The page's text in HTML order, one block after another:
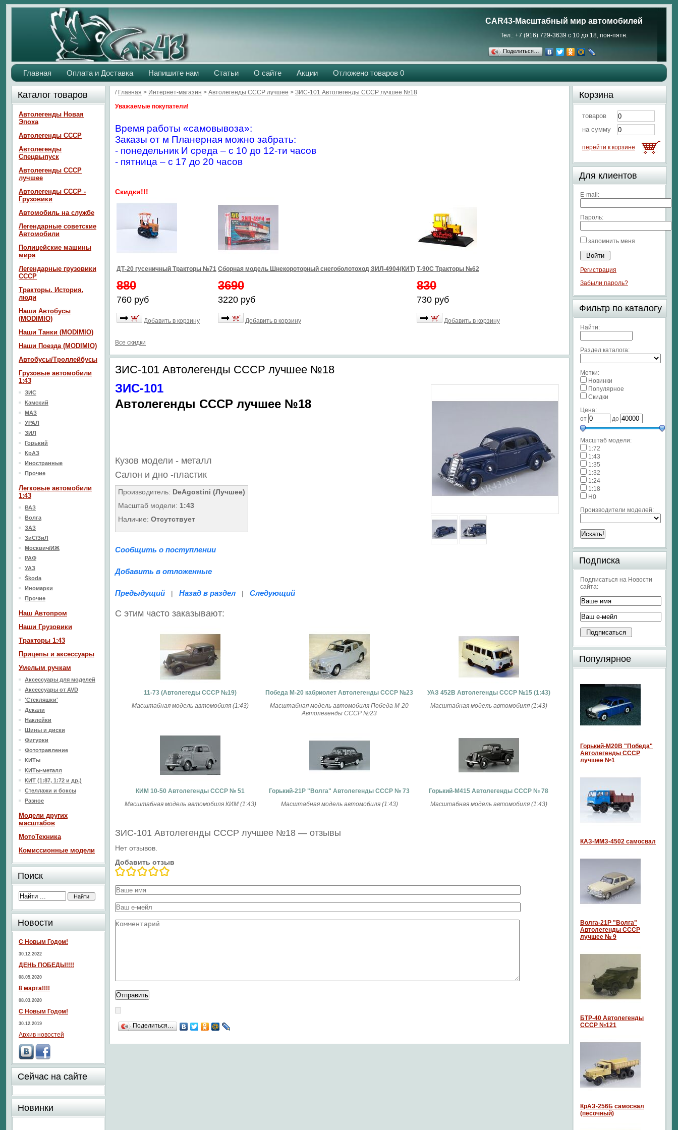
CAR43-Масштабный мир автомобилей
Тел.: +7 (916) 729-3639 с 10 до 18, пон-пятн.
Поделиться…
Главная Оплата и Доставка Напишите нам Статьи О сайте Акции Отложено товаров 0
/ Главная > Интернет-магазин > Автолегенды СССР лучшее > ЗИС-101 Автолегенды СССР лучшее №18
Уважаемые покупатели!
Время работы «самовывоза»:
Заказы от м Планерная можно забрать:
- понедельник И среда – с 10 до 12-ти часов
- пятница – с 17 до 20 часов
Скидки!!!
ДТ-20 гусеничный Тракторы №71
880
760 руб
Добавить в корзину
Сборная модель Шнекороторный снегоболотоход ЗИЛ-4904(КИТ)
3690
3220 руб
Добавить в корзину
Т-90С Тракторы №62
830
730 руб
Добавить в корзину
Все скидки
ЗИС-101 Автолегенды СССР лучшее №18
ЗИС-101
Автолегенды СССР лучшее №18
Кузов модели - металл
Салон и дно -пластик
Производитель: DeAgostini (Лучшее)
Масштаб модели: 1:43
Наличие: Отсутствует
Сообщить о поступлении
Добавить в отложенные
Предыдущий | Назад в раздел | Следующий
С этим часто заказывают:
11-73 (Aвтолегеды CCCP №19)
Масштабная модель автомобиля (1:43)
Победа М-20 кабриолет Автолегенды СССР №23
Масштабная модель автомобиля Победа М-20
Автолегенды СССР №23
УАЗ 452B Автолегенды СССР №15 (1:43)
Масштабная модель автомобиля (1:43)
КИМ 10-50 Автолегенды СССР № 51
Масштабная модель автомобиля КИМ (1:43)
Горький-21Р "Волга" Автолегенды СССР № 73
Масштабная модель автомобиля (1:43)
Горький-М415 Автолегенды СССР № 78
Масштабная модель автомобиля (1:43)
ЗИС-101 Автолегенды СССР лучшее №18 — отзывы
Нет отзывов.
Добавить отзыв
Поделиться…
Каталог товаров
Автолегенды Новая
Эпоха
Автолегенды СССР
Автолегенды
Спецвыпуск
Автолегенды СССР
лучшее
Автолегенды СССР -
Грузовики
Автомобиль на службе
Легендарные советские
Автомобили
Полицейские машины
мира
Легендарные грузовики
СССР
Тракторы. История,
люди
Наши Автобусы
(MODIMIO)
Наши Танки (MODIMIO)
Наши Поезда (MODIMIO)
Автобусы/Троллейбусы
Грузовые автомобили
1:43
ЗИС
Камский
МАЗ
УРАЛ
ЗИЛ
Горький
КрАЗ
Иностранные
Прочие
Легковые автомобили
1:43
ВАЗ
Волга
ЗАЗ
ЗиС/ЗиЛ
Москвич/ИЖ
РАФ
УАЗ
Škoda
Иномарки
Прочие
Наш Aвтопром
Наши Грузовики
Тракторы 1:43
Прицепы и аксессуары
Умелым ручкам
Аксессуары для моделей
Аксессуары от AVD
'Стекляшки'
Декали
Наклейки
Шины и диски
Фигурки
Фототравление
КИТы
КИТы-металл
КИТ (1:87, 1:72 и др.)
Стеллажи и боксы
Разное
Модели других
масштабов
МотоТехника
Комиссионные модели
Поиск
Новости
С Новым Годом!
30.12.2022
ДЕНЬ ПОБЕДЫ!!!!
08.05.2020
8 марта!!!!
08.03.2020
С Новым Годом!
30.12.2019
Архив новостей
Сейчас на сайте
Новинки
Корзина
товаров
на сумму
перейти к корзине
Для клиентов
E-mail:
Пароль:
запомнить меня
Регистрация
Забыли пароль?
Фильтр по каталогу
Найти:
Раздел каталога:
Метки:
Новинки
Популярное
Скидки
Цена:
от
до
Масштаб модели:
1:72
1:43
1:35
1:32
1:24
1:18
H0
Производители моделей:
Подписка
Подписаться на Новости
сайта:
Популярное
Горький-М20В "Победа"
Автолегенды СССР
лучшее №1
КАЗ-ММЗ-4502 самосвал
Волга-21P "Волга"
Автолегенды СССР
лучшее № 9
БТР-40 Автолегенды
СССР №121
КрАЗ-256Б самосвал
(песочный)